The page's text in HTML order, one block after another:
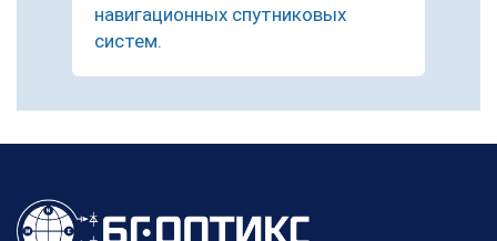
навигационных спутниковых
систем.